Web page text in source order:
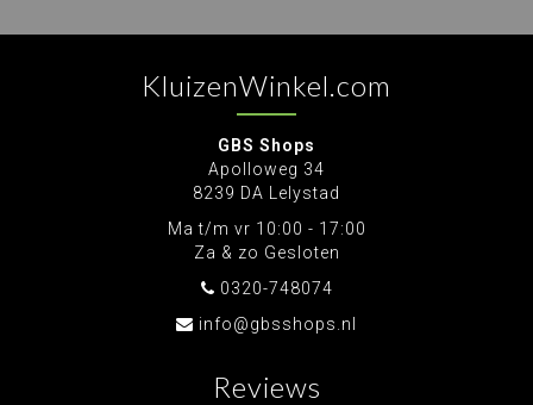
KluizenWinkel.com
GBS Shops
Apolloweg 34
8239 DA Lelystad
Ma t/m vr 10:00 - 17:00
Za & zo Gesloten
0320-748074
info@gbsshops.nl
Reviews